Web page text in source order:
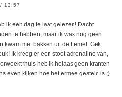
13:57
ik een dag te laat gelezen! Dacht
te hebben, maar ik was nog geen
kwam met bakken uit de hemel. Gek
Ik kreeg er een stoot adrenaline van,
thuis heb ik helaas geen kranten
even kijken hoe het ermee gesteld is ;)